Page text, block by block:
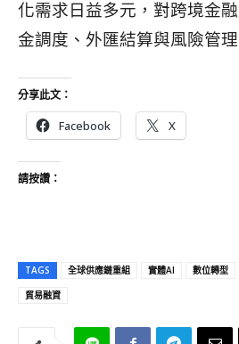
化需求日益多元，對跨境金
金調度、外匯結算與風險管
分享此文：
Facebook X
請按讚：
TAGS 全球供應鏈重組 實體AI 數位轉型
貿易融資